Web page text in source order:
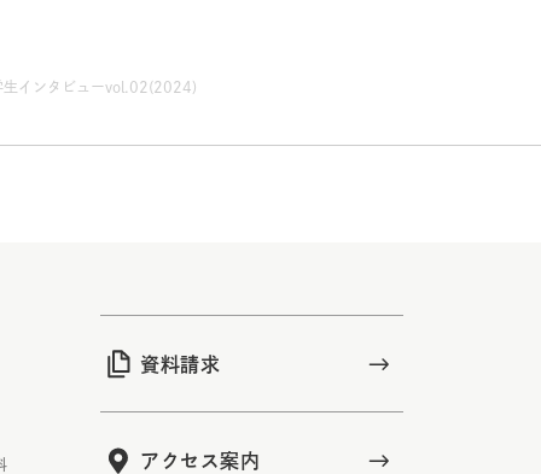
生インタビューvol.02(2024)
資料請求
アクセス案内